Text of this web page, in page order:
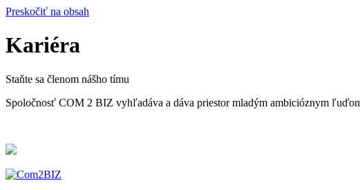
Preskočiť na obsah
Kariéra
Staňte sa členom nášho tímu
Spoločnosť COM 2 BIZ vyhľadáva a dáva priestor mladým ambicióznym